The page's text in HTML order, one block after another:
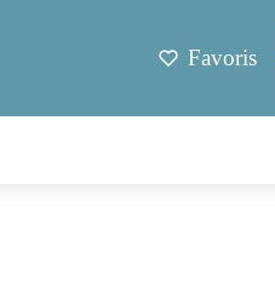
Favoris